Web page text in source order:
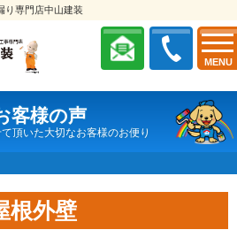
MENU
り専門店中山建装
客様の声
頂いた大切なお客様のお便り
外壁